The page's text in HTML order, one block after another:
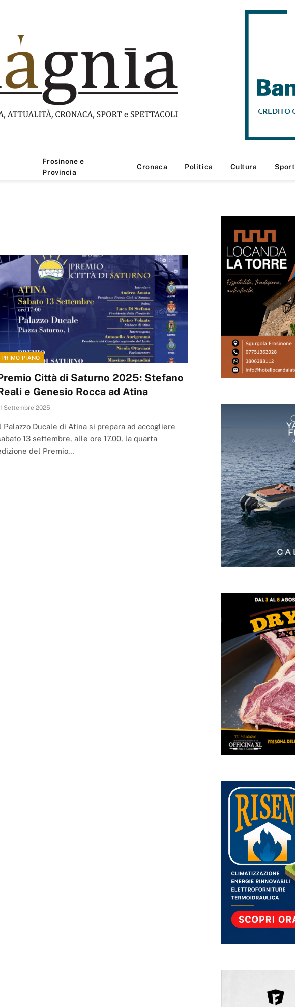
Frosinone e
Provincia
Cronaca Politica Cultura Sport
PRIMO PIANO
Città di Saturno 2025: Stefano
e Genesio Rocca ad Atina
Settembre 2025
Palazzo Ducale di Atina si prepara ad accogliere
13 settembre, alle ore 17.00, la quarta
del Premio…